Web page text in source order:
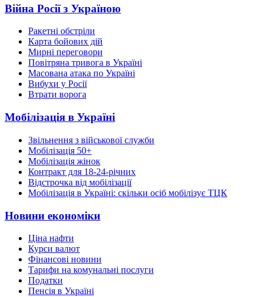
Війна Росії з Україною
Ракетні обстріли
Карта бойових дій
Мирні переговори
Повітряна тривога в Україні
Масована атака по Україні
Вибухи у Росії
Втрати ворога
Мобілізація в Україні
Звільнення з військової служби
Мобілізація 50+
Мобілізація жінок
Контракт для 18-24-річних
Відстрочка від мобілізації
Мобілізація в Україні: скільки осіб мобілізує ТЦК
Новини економіки
Ціна нафти
Курси валют
Фінансові новини
Тарифи на комунальні послуги
Податки
Пенсія в Україні